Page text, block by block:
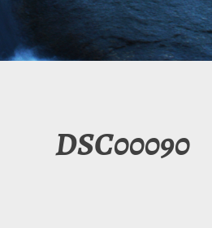
DSC00090